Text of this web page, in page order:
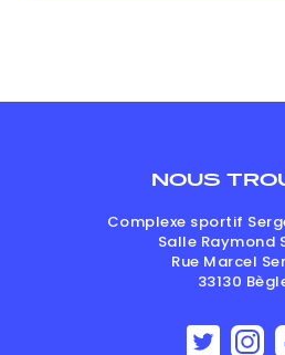
NOUS
Complexe sportif
Salle Raymond
Rue Marcel
33130